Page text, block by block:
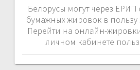
Белорусы могут через ЕРИП
бумажных жировок в пользу
Перейти на онлайн-
личном кабинете